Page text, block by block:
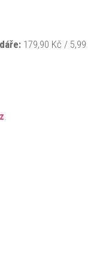
179,90 Kč / 5,99
.